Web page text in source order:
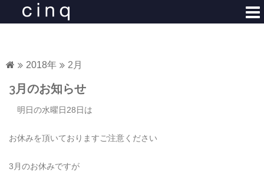
ツ
2018年 2月
3月のお知らせ
明日の水曜日28日は
お休みを頂いておりますご注意ください
3月のお休みですが